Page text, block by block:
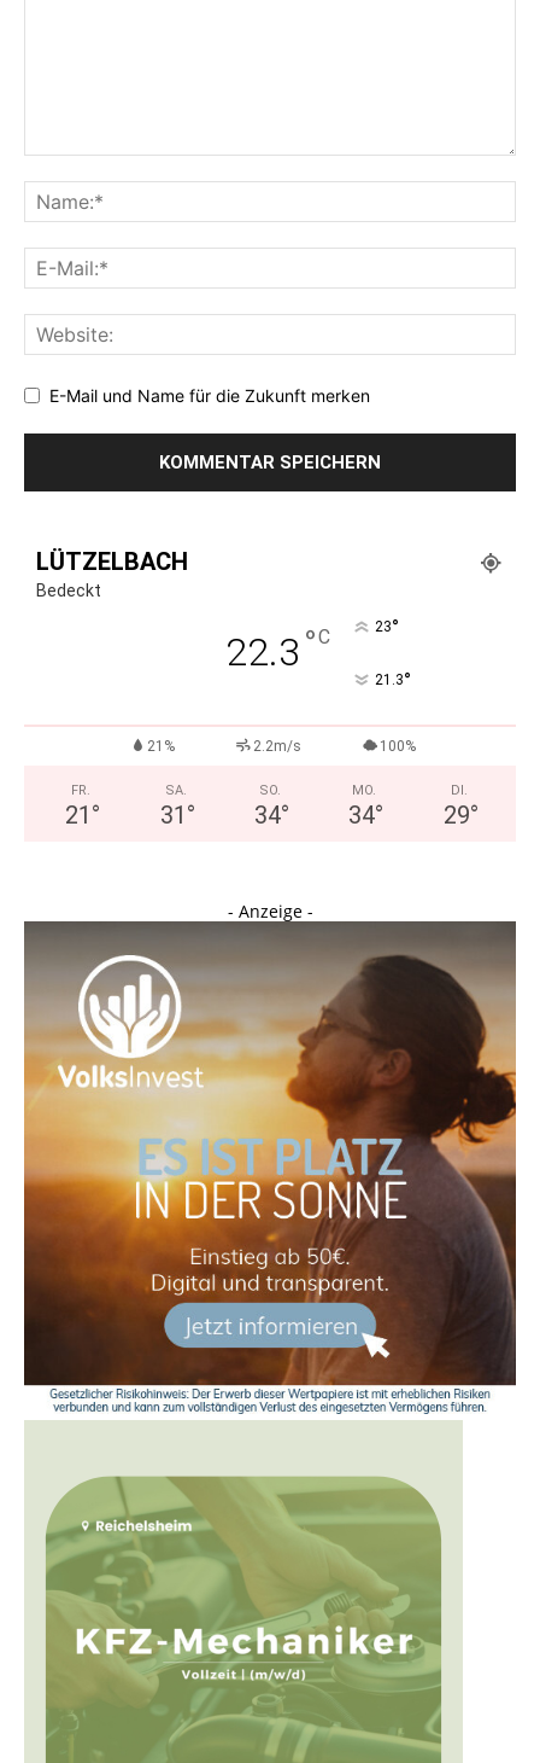
E-Mail und Name für die Zukunft merken
LÜTZELBACH
Bedeckt
22.3 °C 23°
21.3°
21% 2.2m/s 100%
FR.
21 °
SA.
31 °
SO.
34°
MO.
34°
DI.
29°
- Anzeige -